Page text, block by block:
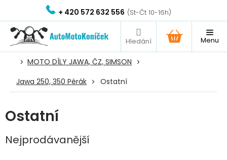
obsah
+ 420 572 632 556
NÁKUPNÍ
KOŠÍK
MOTO DÍLY JAWA, ČZ, SIMSON
Jawa 250, 350 Pérák
Ostatní
Ostatní
Nejprodávanější